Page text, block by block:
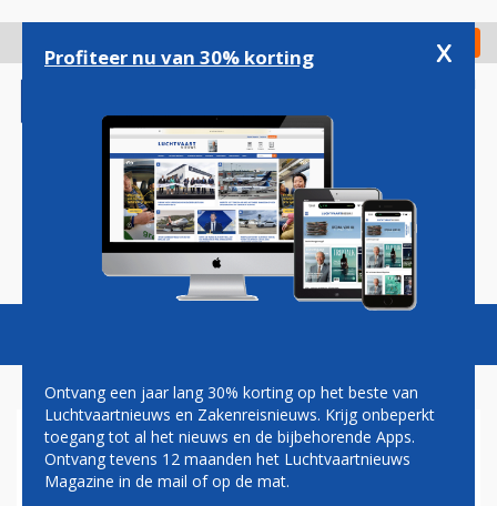
gaan
Check in
Magazine Podcasts Vacatures
LAX
Profiteer nu van 30% korting x
Ontvang een jaar lang 30% korting op het beste van
Luchtvaartnieuws en Zakenreisnieuws. Krijg onbeperkt
toegang tot al het nieuws en de bijbehorende Apps.
Ontvang tevens 12 maanden het Luchtvaartnieuws
Magazine in de mail of op de mat.